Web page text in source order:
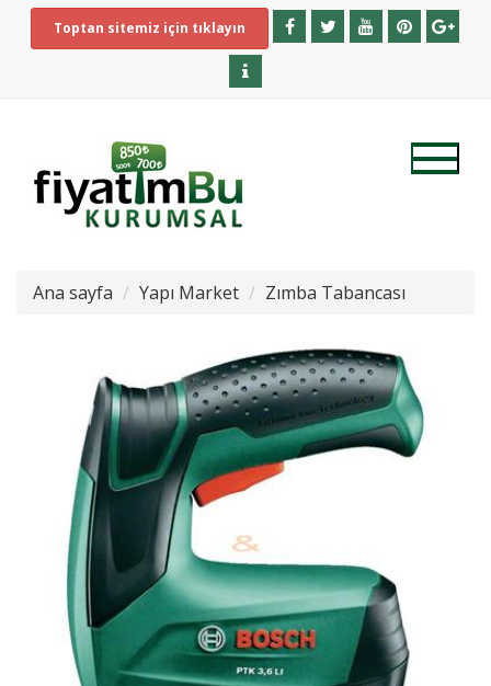
Toptan sitemiz için tıklayın
Ana sayfa Yapı Market Zımba Tabancası